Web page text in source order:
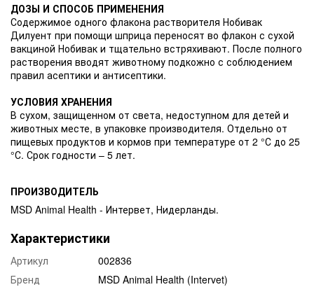
ДОЗЫ И СПОСОБ ПРИМЕНЕНИЯ
Содержимое одного флакона растворителя Нобивак
Дилуент при помощи шприца переносят во флакон с сухой
вакциной Нобивак и тщательно встряхивают. После полного
растворения вводят животному подкожно с соблюдением
правил асептики и антисептики.
УСЛОВИЯ ХРАНЕНИЯ
В сухом, защищенном от света, недоступном для детей и
животных месте, в упаковке производителя. Отдельно от
пищевых продуктов и кормов при температуре от 2 °С до 25
°С. Срок годности – 5 лет.
ПРОИЗВОДИТЕЛЬ
MSD Animal Health - Интервет, Нидерланды.
Характеристики
Артикул
002836
Бренд
MSD Animal Health (Intervet)